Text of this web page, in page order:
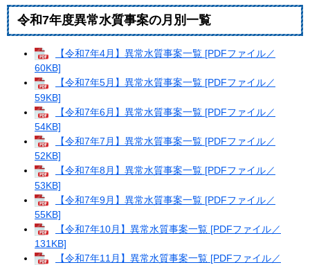
令和7年度異常水質事案の月別一覧
【令和7年4月】異常水質事案一覧 [PDFファイル／
60KB]
【令和7年5月】異常水質事案一覧 [PDFファイル／
59KB]
【令和7年6月】異常水質事案一覧 [PDFファイル／
54KB]
【令和7年7月】異常水質事案一覧 [PDFファイル／
52KB]
【令和7年8月】異常水質事案一覧 [PDFファイル／
53KB]
【令和7年9月】異常水質事案一覧 [PDFファイル／
55KB]
【令和7年10月】異常水質事案一覧 [PDFファイル／
131KB]
【令和7年11月】異常水質事案一覧 [PDFファイル／